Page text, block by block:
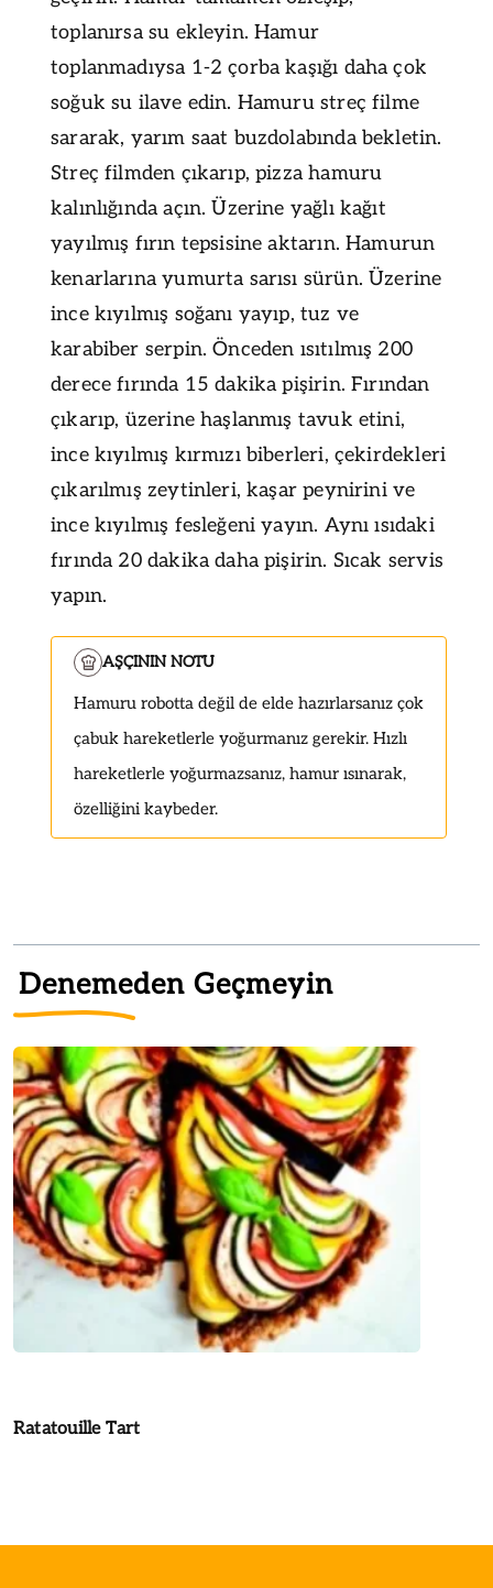
toplanırsa su ekleyin. Hamur
toplanmadıysa 1-2 çorba kaşığı daha çok
soğuk su ilave edin. Hamuru streç filme
sararak, yarım saat buzdolabında bekletin.
Streç filmden çıkarıp, pizza hamuru
kalınlığında açın. Üzerine yağlı kağıt
yayılmış fırın tepsisine aktarın. Hamurun
kenarlarına yumurta sarısı sürün. Üzerine
ince kıyılmış soğanı yayıp, tuz ve
karabiber serpin. Önceden ısıtılmış 200
derece fırında 15 dakika pişirin. Fırından
çıkarıp, üzerine haşlanmış tavuk etini,
ince kıyılmış kırmızı biberleri, çekirdekleri
çıkarılmış zeytinleri, kaşar peynirini ve
ince kıyılmış fesleğeni yayın. Aynı ısıdaki
fırında 20 dakika daha pişirin. Sıcak servis
yapın.
AŞÇININ NOTU
Hamuru robotta değil de elde hazırlarsanız çok
çabuk hareketlerle yoğurmanız gerekir. Hızlı
hareketlerle yoğurmazsanız, hamur ısınarak,
özelliğini kaybeder.
Denemeden Geçmeyin
Ratatouille Tart